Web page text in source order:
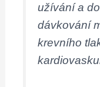
užívání a
dávkování
krevního